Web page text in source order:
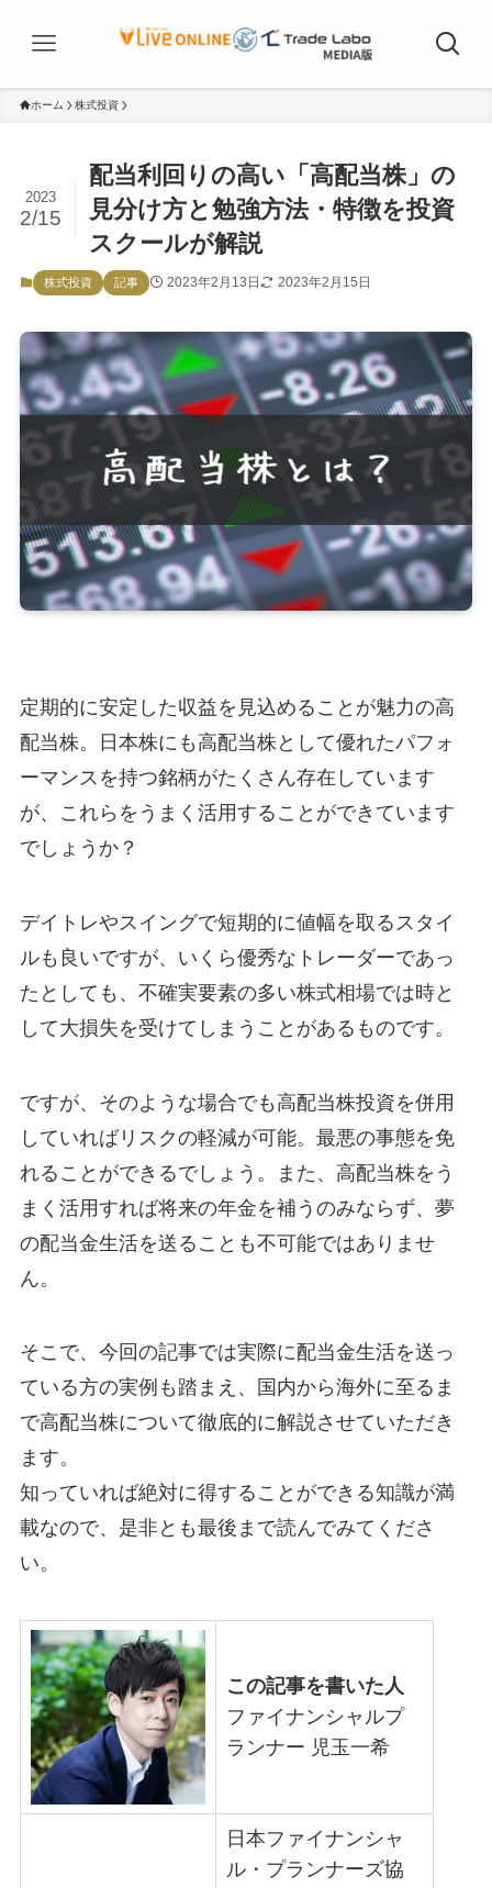
ホーム 株式投資
配当利回りの高い「高配当株」の
見分け方と勉強方法・特徴を投資
スクールが解説
2023
2/15
株式投資 記事 2023年2月13日 2023年2月15日
定期的に安定した収益を見込めることが魅力の高
配当株。日本株にも高配当株として優れたパフォ
ーマンスを持つ銘柄がたくさん存在しています
が、これらをうまく活用することができています
でしょうか？
デイトレやスイングで短期的に値幅を取るスタイ
ルも良いですが、いくら優秀なトレーダーであっ
たとしても、不確実要素の多い株式相場では時と
して大損失を受けてしまうことがあるものです。
ですが、そのような場合でも高配当株投資を併用
していればリスクの軽減が可能。最悪の事態を免
れることができるでしょう。また、高配当株をう
まく活用すれば将来の年金を補うのみならず、夢
の配当金生活を送ることも不可能ではありませ
ん。
そこで、今回の記事では実際に配当金生活を送っ
ている方の実例も踏まえ、国内から海外に至るま
で高配当株について徹底的に解説させていただき
ます。
知っていれば絶対に得することができる知識が満
載なので、是非とも最後まで読んでみてくださ
い。
この記事を書いた人
ファイナンシャルプ
ランナー 児玉一希
日本ファイナンシャ
ル・プランナーズ協